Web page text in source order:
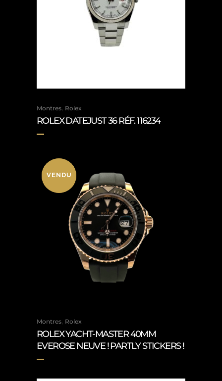
Montres, Rolex
ROLEX DATEJUST 36 RÉF. 116234
VENDU
Montres, Rolex
ROLEX YACHT-MASTER 40MM
EVEROSE NEUVE ! PARTLY STICKERS !
VENDU